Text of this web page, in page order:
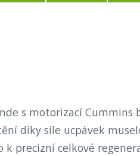
s motorizací Cummins
díky síle ucpávek
precizní celkové